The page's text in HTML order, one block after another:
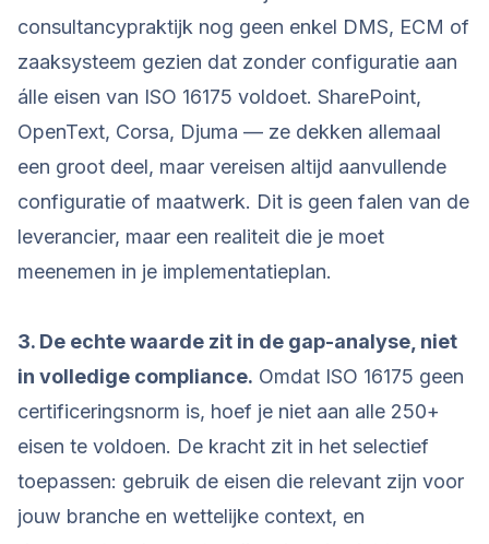
consultancypraktijk nog geen enkel DMS, ECM of
zaaksysteem gezien dat zonder configuratie aan
álle eisen van ISO 16175 voldoet. SharePoint,
OpenText, Corsa, Djuma — ze dekken allemaal
een groot deel, maar vereisen altijd aanvullende
configuratie of maatwerk. Dit is geen falen van de
leverancier, maar een realiteit die je moet
meenemen in je implementatieplan.
3. De echte waarde zit in de gap-analyse, niet
in volledige compliance. Omdat ISO 16175 geen
certificeringsnorm is, hoef je niet aan alle 250+
eisen te voldoen. De kracht zit in het selectief
toepassen: gebruik de eisen die relevant zijn voor
jouw branche en wettelijke context, en